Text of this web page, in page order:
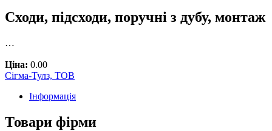
Сходи, підсходи, поручні з дубу, монтаж
…
Ціна: 0.00
Сігма-Тулз, ТОВ
Інформація
Товари фірми